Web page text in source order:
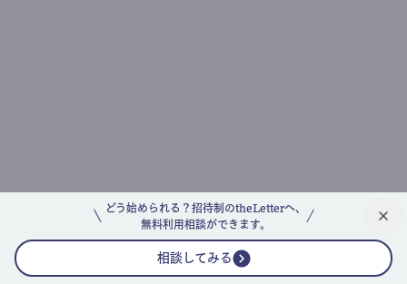
どう始められる？招待制のtheLetterへ、
無料利用相談ができます。
相談してみる